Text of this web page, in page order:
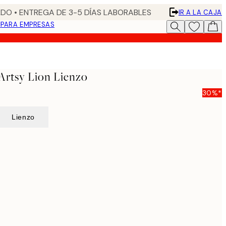
• ENTREGA DE 3-5 DÍAS LABORABLES
IR A LA CAJA
PARA EMPRESAS
Lion Lienzo
30%*
Lienzo